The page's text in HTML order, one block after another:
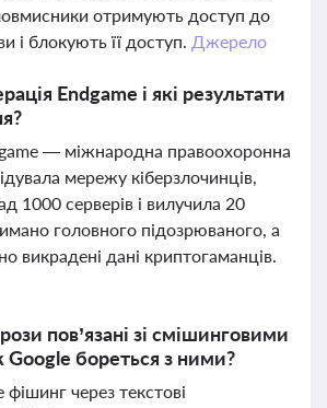
отримують доступ до
і блокують її доступ. Джерело
Endgame і які результати
— міжнародна правоохоронна
мережу кіберзлочинців,
1000 серверів і вилучила 20
головного підозрюваного, а
викрадені дані криптогаманців.
пов’язані зі смішинговими
Google бореться з ними?
через текстові